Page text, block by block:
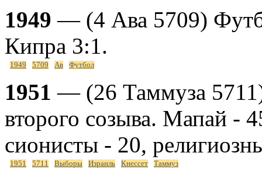
1949 — (4 Ава 5709)
Кипра 3:1.
1949 5709 Ав Футбол
1951 — (26 Таммуза
второго созыва. Мапай -
сионисты - 20,
1951 5711 Выборы Израиль Кнессет Таммуз